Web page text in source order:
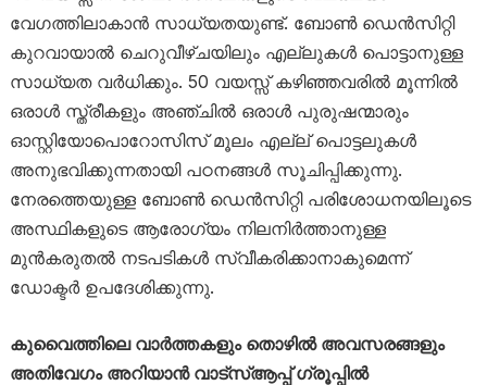
വേഗത്തിലാകാൻ സാധ്യതയുണ്ട്. ബോൺ ഡെൻസിറ്റി
കുറവായാൽ ചെറുവീഴ്ചയിലും എല്ലുകൾ പൊട്ടാനുള്ള
സാധ്യത വർധിക്കും. 50 വയസ്സ് കഴിഞ്ഞവരിൽ മൂന്നിൽ
ഒരാൾ സ്ത്രീകളും അഞ്ചിൽ ഒരാൾ പുരുഷന്മാരും
ഓസ്റ്റിയോപൊറോസിസ് മൂലം എല്ല് പൊട്ടലുകൾ
അനുഭവിക്കുന്നതായി പഠനങ്ങൾ സൂചിപ്പിക്കുന്നു.
നേരത്തെയുള്ള ബോൺ ഡെൻസിറ്റി പരിശോധനയിലൂടെ
അസ്ഥികളുടെ ആരോഗ്യം നിലനിർത്താനുള്ള
മുൻകരുതൽ നടപടികൾ സ്വീകരിക്കാനാകുമെന്ന്
ഡോക്ടർ ഉപദേശിക്കുന്നു.
കുവൈത്തിലെ വാർത്തകളും തൊഴിൽ അവസരങ്ങളും
അതിവേഗം അറിയാൻ വാട്സ്ആപ്പ് ഗ്രൂപ്പിൽ